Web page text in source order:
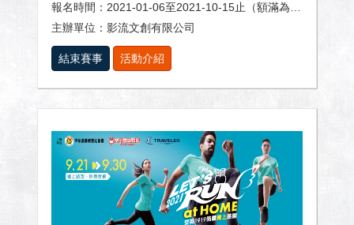
報名時間：2021-01-06至2021-10-15止（額滿為止）
主辦單位：影流文創有限公司
結束賽事 活動介紹